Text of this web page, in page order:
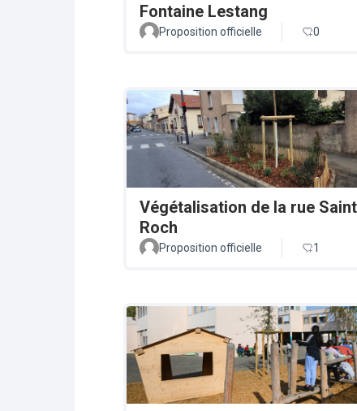
Fontaine Lestang
Proposition officielle 0
Végétalisation de la rue
Roch
Proposition officielle 1